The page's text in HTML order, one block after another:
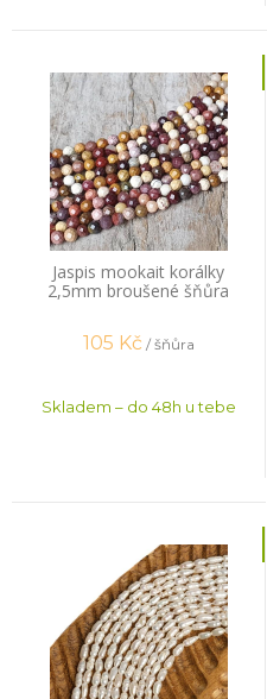
Jaspis mookait korálky
2,5mm broušené šňůra
105 Kč / šňůra
Skladem – do 48h u tebe